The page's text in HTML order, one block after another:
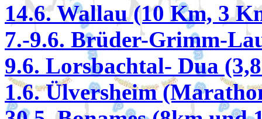
14.6. Wallau (10 Km, 3
7.-9.6. Brüder-Grimm-
9.6. Lorsbachtal- Dua
1.6. Ülversheim